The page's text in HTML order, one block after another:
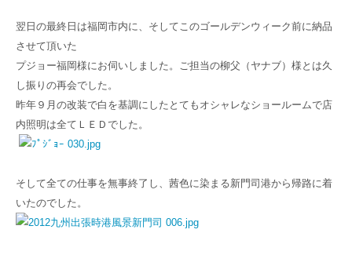
翌日の最終日は福岡市内に、そしてこのゴールデンウィーク前に納品
させて頂いた
プジョー福岡様にお伺いしました。ご担当の柳父（ヤナブ）様とは久
し振りの再会でした。
昨年９月の改装で白を基調にしたとてもオシャレなショールームで店
内照明は全てＬＥＤでした。
そして全ての仕事を無事終了し、茜色に染まる新門司港から帰路に着
いたのでした。